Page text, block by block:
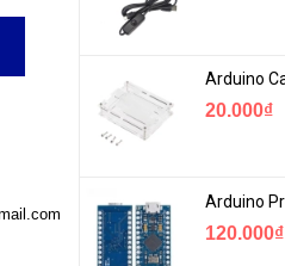
20.000₫
120.000₫